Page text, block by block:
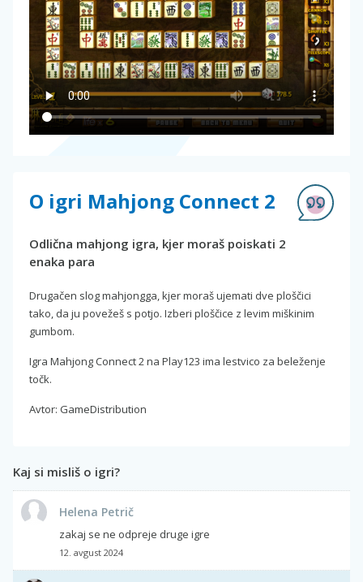
O igri Mahjong Connect 2
Odlična mahjong igra, kjer moraš poiskati 2
enaka para
Drugačen slog mahjongga, kjer moraš ujemati dve ploščici
tako, da ju povežeš s potjo. Izberi ploščice z levim miškinim
gumbom.
Igra Mahjong Connect 2 na Play123 ima lestvico za beleženje
točk.
Avtor: GameDistribution
Kaj si misliš o igri?
Helena Petrič
zakaj se ne odpreje druge igre
12. avgust 2024